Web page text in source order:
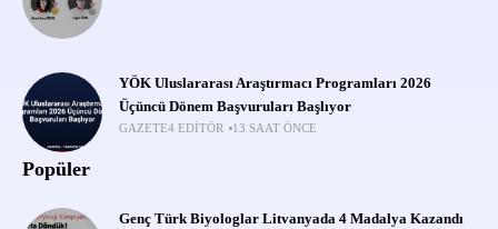
YÖK Uluslararası Araştırmacı Programları 2026
Üçüncü Dönem Başvuruları Başlıyor
GAZETE4 EDITÖR 13 SAAT ÖNCE
Popüler
Genç Türk Biyologlar Litvanyada 4 Madalya Kazandı